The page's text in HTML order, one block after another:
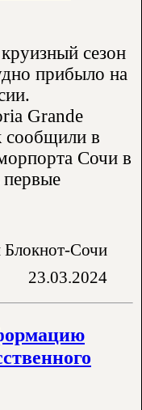
сезон
прибыло на
Grande
сообщили в
Сочи в
Сочи
23.03.2024